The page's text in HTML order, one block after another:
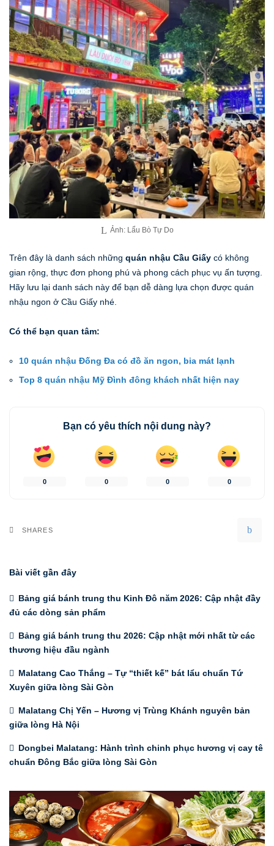
Ảnh: Lẩu Bò Tự Do
Trên đây là danh sách những quán nhậu Cầu Giấy có không
gian rộng, thực đơn phong phú và phong cách phục vụ ấn tượng.
Hãy lưu lại danh sách này để bạn dễ dàng lựa chọn được quán
nhậu ngon ở Cầu Giấy nhé.
Có thể bạn quan tâm:
10 quán nhậu Đống Đa có đồ ăn ngon, bia mát lạnh
Top 8 quán nhậu Mỹ Đình đông khách nhất hiện nay
Bạn có yêu thích nội dung này?
0 0 0 0
SHARES
Bài viết gần đây
Bảng giá bánh trung thu Kinh Đô năm 2026: Cập nhật đầy
đủ các dòng sản phẩm
Bảng giá bánh trung thu 2026: Cập nhật mới nhất từ các
thương hiệu đầu ngành
Malatang Cao Thắng – Tự “thiết kế” bát lẩu chuẩn Tứ
Xuyên giữa lòng Sài Gòn
Malatang Chị Yến – Hương vị Trùng Khánh nguyên bản
giữa lòng Hà Nội
Dongbei Malatang: Hành trình chinh phục hương vị cay tê
chuẩn Đông Bắc giữa lòng Sài Gòn